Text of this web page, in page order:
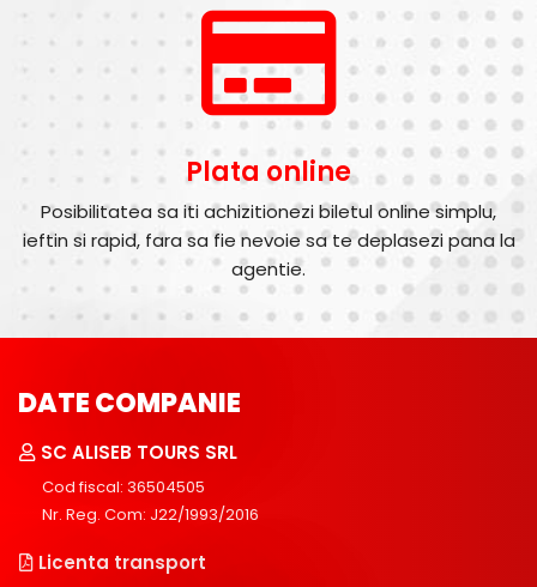
Plata online
Posibilitatea sa iti achizitionezi biletul online simplu,
ieftin si rapid, fara sa fie nevoie sa te deplasezi pana la
agentie.
DATE COMPANIE
SC ALISEB TOURS SRL
Cod fiscal: 36504505
Nr. Reg. Com: J22/1993/2016
Licenta transport